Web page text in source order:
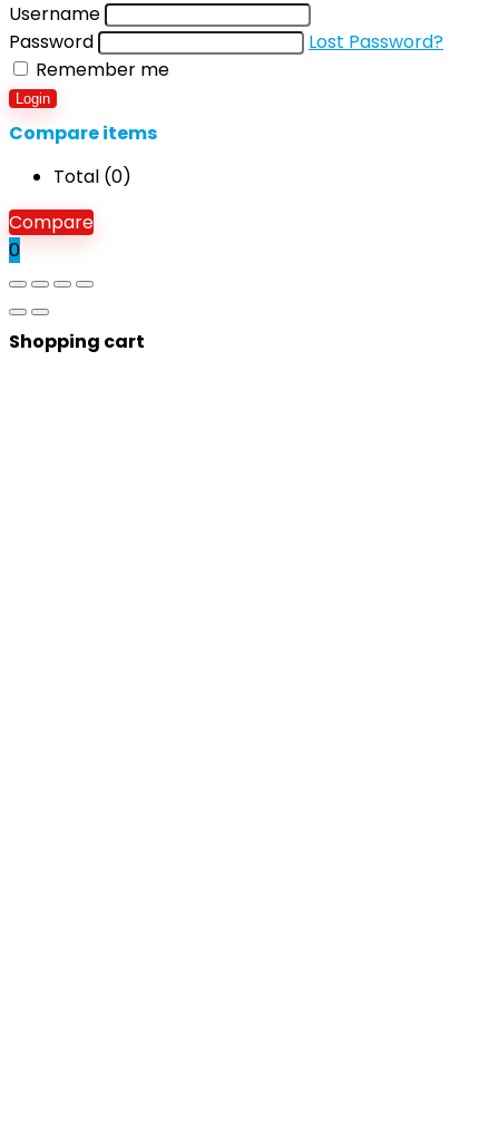
Username
Password
Lost Password?
Remember me
Login
Compare items
Total (0)
Compare
0
Shopping cart